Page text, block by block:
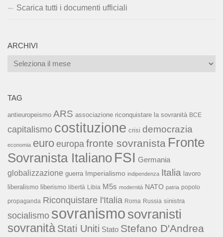
Scarica tutti i documenti ufficiali
ARCHIVI
Archivi
TAG
antieuropeismo ARS associazione riconquistare la sovranità BCE
capitalismo costituzione crisi democrazia
economia euro europa fronte sovranista Fronte
Sovranista Italiano FSI Germania
globalizzazione guerra Imperialismo indipendenza Italia lavoro
liberalismo liberismo libertà Libia M5s modernità NATO patria popolo
propaganda Riconquistare l'Italia Roma Russia sinistra
socialismo sovranismo sovranisti
sovranità Stati Uniti Stato Stefano D'Andrea